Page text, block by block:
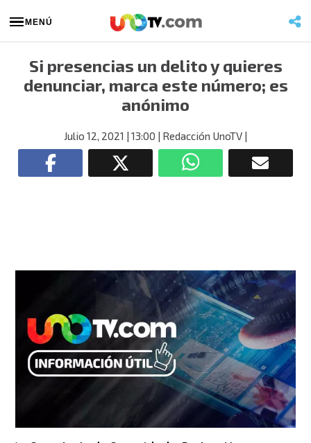
MENÚ
Si presencias un delito y quieres
denunciar, marca este número; es
anónimo
Julio 12, 2021 | 13:00 | Redacción UnoTV |